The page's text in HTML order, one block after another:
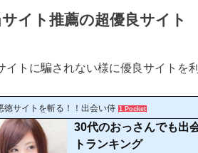
サイト推薦の超優良サイト
イトに騙されない様に優良サイトを
徳サイトを斬る！！出会い侍 1 Pocket
30代のおっさんでも出
トランキング